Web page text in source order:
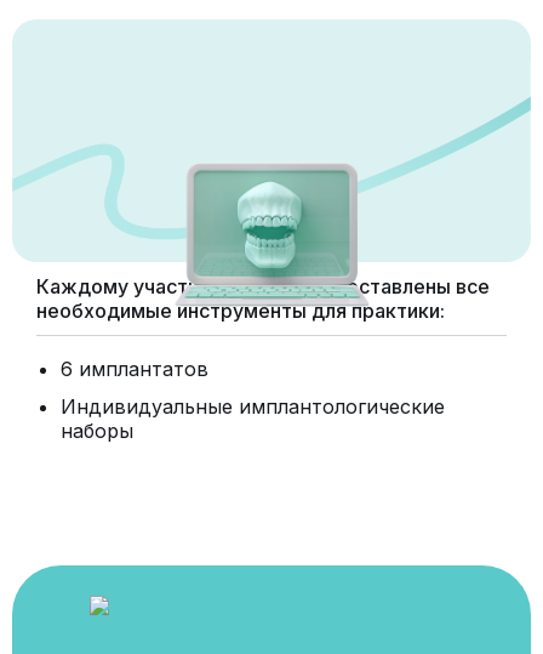
Каждому участнику будут предоставлены все
необходимые инструменты для практики:
6 имплантатов
Индивидуальные имплантологические
наборы